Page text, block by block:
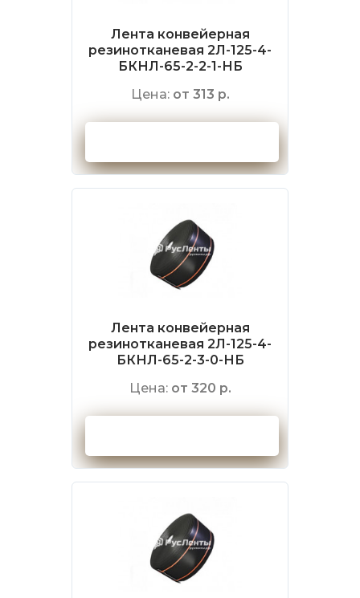
Лента конвейерная
резинотканевая 2Л-125-4-
БКНЛ-65-2-2-1-НБ
Цена: от 313 р.
Лента конвейерная
резинотканевая 2Л-125-4-
БКНЛ-65-2-3-0-НБ
Цена: от 320 р.